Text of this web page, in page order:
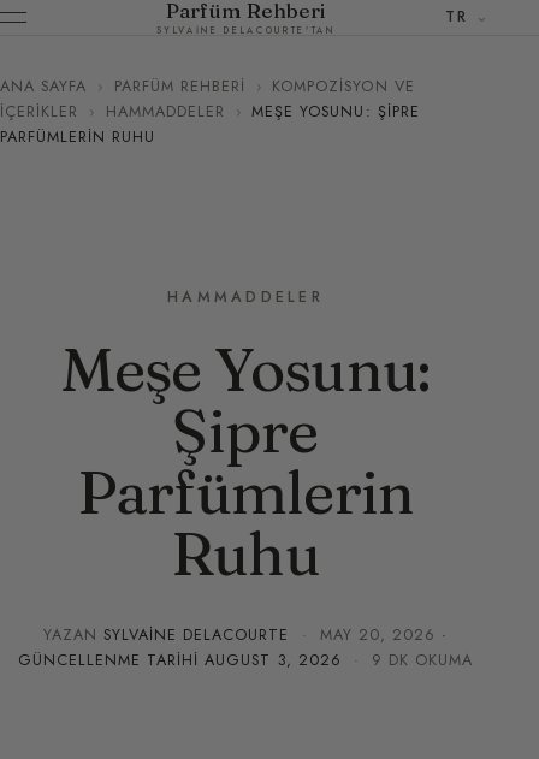
Parfüm Rehberi
SYLVAINE DELACOURTE'TAN
TR
ANA SAYFA › PARFÜM REHBERI › KOMPOZISYON VE
İÇERIKLER
› HAMMADDELER › MEŞE YOSUNU: ŞIPRE
PARFÜMLERIN RUHU
HAMMADDELER
Meşe Yosunu:
Şipre
Parfümlerin
Ruhu
YAZAN SYLVAINE DELACOURTE · MAY 20, 2026 ·
GÜNCELLENME TARIHIAUGUST 3, 2026 · 9 DK OKUMA